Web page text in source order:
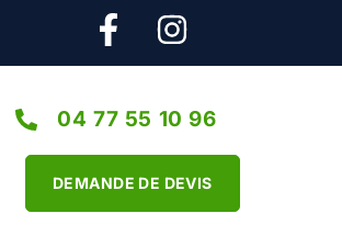
04 77 55 10 96
DEMANDE DE DEVIS